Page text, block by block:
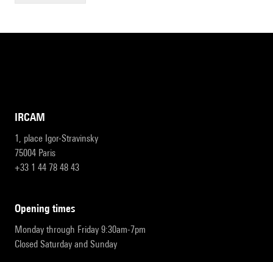
IRCAM
1, place Igor-Stravinsky
75004 Paris
+33 1 44 78 48 43
opening times
Monday through Friday 9:30am-7pm
Closed Saturday and Sunday